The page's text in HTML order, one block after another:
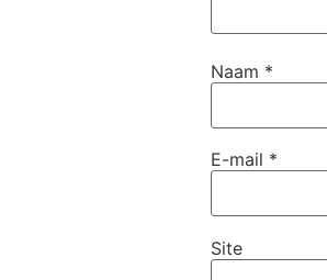
Naam *
E-mail *
Site